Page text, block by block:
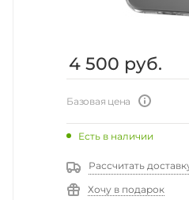
4 500 руб.
Базовая цена
Есть в наличии
Рассчитать
Хочу в подарок